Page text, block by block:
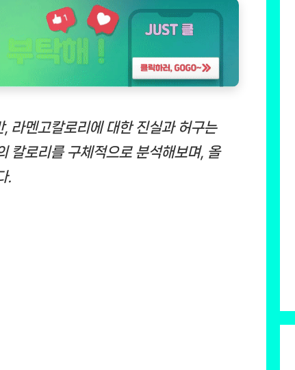
라멘고칼로리에 대한 진실과 허구는
칼로리를 구체적으로 분석해보며, 올
.